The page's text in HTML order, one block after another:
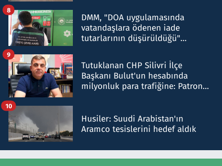
DMM, "DOA uygulamasında
vatandaşlara ödenen iade
tutarlarının düşürüldüğü"
8
Tutuklanan CHP Silivri İlçe
Başkanı Bulut'un hesabında
milyonluk para trafiğine: Patron
9
Husiler: Suudi Arabistan'ın
Aramco tesislerini hedef aldık
10